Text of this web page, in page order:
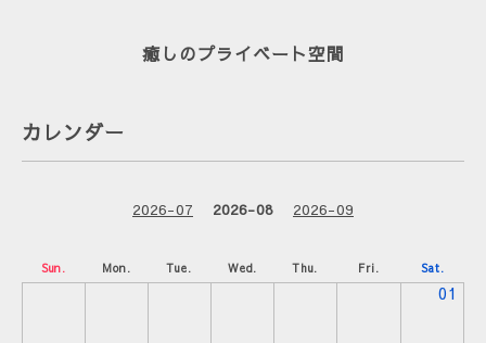
癒しのプライベート空間
カレンダー
2026-07 2026-08 2026-09
Sun. Mon. Tue. Wed. Thu. Fri. Sat.
01